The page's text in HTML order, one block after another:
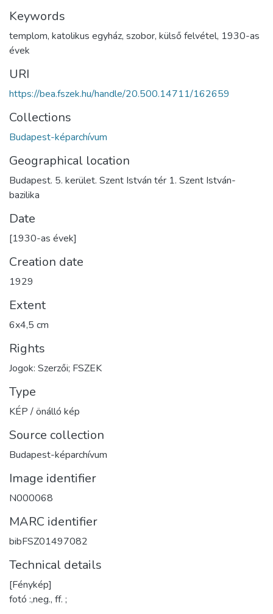
Keywords
templom, katolikus egyház, szobor, külső felvétel, 1930-as
évek
URI
https://bea.fszek.hu/handle/20.500.14711/162659
Collections
Budapest-képarchívum
Geographical location
Budapest. 5. kerület. Szent István tér 1. Szent István-
bazilika
Date
[1930-as évek]
Creation date
1929
Extent
6x4,5 cm
Rights
Jogok: Szerzői; FSZEK
Type
KÉP / önálló kép
Source collection
Budapest-képarchívum
Image identifier
N000068
MARC identifier
bibFSZ01497082
Technical details
[Fénykép]
fotó :,neg., ff. ;